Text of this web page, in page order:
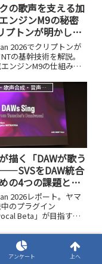
の歌声を支える加
ンジンM9の秘密
トンが明かした
と今後の展開
2026レポー
2026でクリプトンが
の基幹技術を解説。
ンジンM9の仕組み、
計画「NTSDK」まで、
った内容を詳しくレポ
す。
VOCALOID・歌声合成・音声合成
描く「DAWが歌う
をDAW統合
の4つの課題と
Japan 2026レ
】
2026レポート。ヤマ
のプラグイン
Beta」が目指す、
声合成とは。統合を阻
術課題と解決アプロー
紹介します。
アンケート 上へ